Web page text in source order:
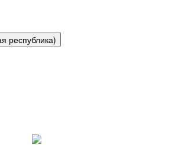
республика)